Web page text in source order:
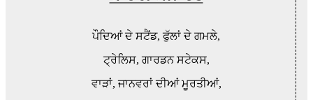
ਪੌਦਿਆਂ ਦੇ ਸਟੈਂਡ, ਫੁੱਲਾਂ ਦੇ ਗਮਲੇ,
ਟ੍ਰੇਲਿਸ, ਗਾਰਡਨ ਸਟੇਕਸ,
ਵਾੜਾਂ, ਜਾਨਵਰਾਂ ਦੀਆਂ ਮੂਰਤੀਆਂ,